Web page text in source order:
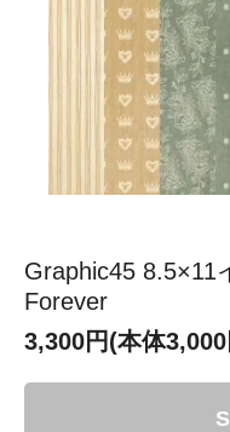
Graphic45
Forever
3,300円(本体